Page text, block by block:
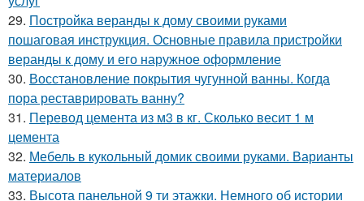
29. Постройка веранды к дому своими руками
пошаговая инструкция. Основные правила пристройки
веранды к дому и его наружное оформление
30. Восстановление покрытия чугунной ванны. Когда
пора реставрировать ванну?
31. Перевод цемента из м3 в кг. Сколько весит 1 м
цемента
32. Мебель в кукольный домик своими руками. Варианты
материалов
33. Высота панельной 9 ти этажки. Немного об истории